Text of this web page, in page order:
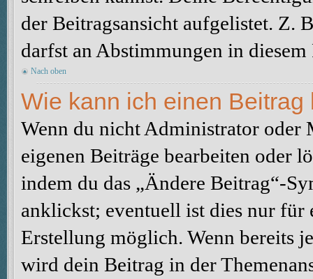
der Beitragsansicht aufgelistet. Z.
darfst an Abstimmungen in
Nach oben
Wie kann ich einen
Wenn du nicht Administrator oder
eigenen Beiträge bearbeiten oder
indem du das „Ändere Beitrag“-
anklickst; eventuell ist dies nur für
Erstellung möglich. Wenn bereits
wird dein Beitrag in der